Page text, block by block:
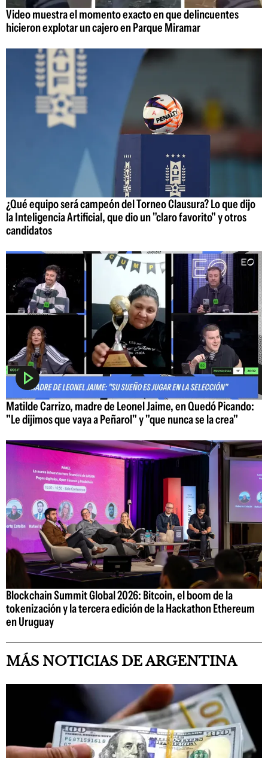
Video muestra el momento exacto en que delincuentes
hicieron explotar un cajero en Parque Miramar
¿Qué equipo será campeón del Torneo Clausura? Lo que dijo
la Inteligencia Artificial, que dio un "claro favorito" y otros
candidatos
Matilde Carrizo, madre de Leonel Jaime, en Quedó Picando:
"Le dijimos que vaya a Peñarol" y "que nunca se la crea"
Blockchain Summit Global 2026: Bitcoin, el boom de la
tokenización y la tercera edición de la Hackathon Ethereum
en Uruguay
MÁS NOTICIAS DE ARGENTINA